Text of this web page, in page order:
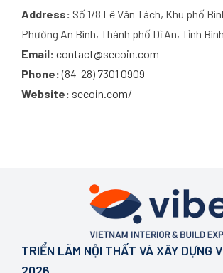
Address: Số 1/8 Lê Văn Tách, Khu phố
Phường An Bình, Thành phố Dĩ An, Tỉnh
Email: contact@secoin.com
Phone: (84-28) 7301 0909
Website: secoin.com/
TRIỂN LÃM NỘI THẤT VÀ XÂY DỰNG